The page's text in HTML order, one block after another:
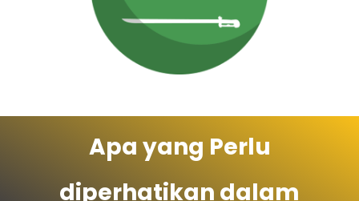
Apa yang Perlu
diperhatikan dalam